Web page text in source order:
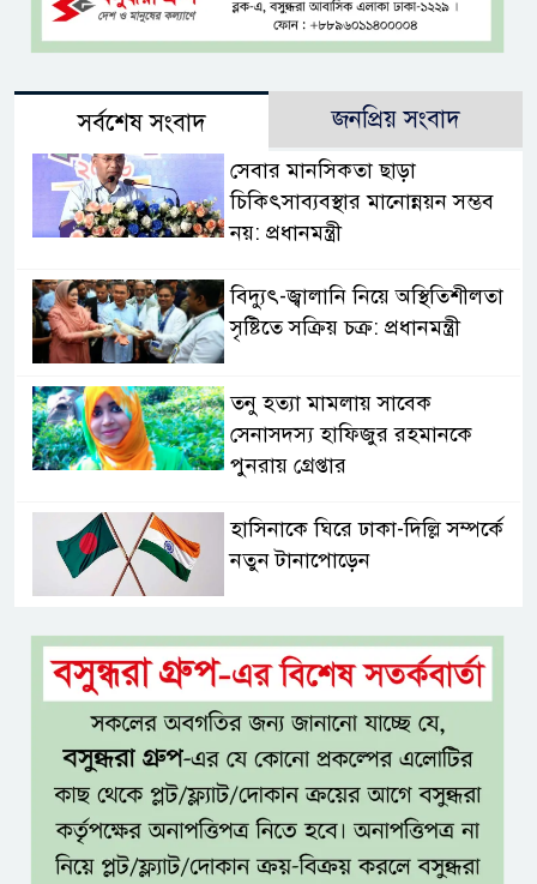
সর্বশেষ সংবাদ জনপ্রিয় সংবাদ
সেবার মানসিকতা ছাড়া
চিকিৎসাব্যবস্থার মানোন্নয়ন সম্ভব
নয়: প্রধানমন্ত্রী
বিদ্যুৎ-জ্বালানি নিয়ে অস্থিতিশীলতা
সৃষ্টিতে সক্রিয় চক্র: প্রধানমন্ত্রী
তনু হত্যা মামলায় সাবেক
সেনাসদস্য হাফিজুর রহমানকে
পুনরায় গ্রেপ্তার
হাসিনাকে ঘিরে ঢাকা-দিল্লি সম্পর্কে
নতুন টানাপোড়েন
মজুদদারির বিরুদ্ধে বিশেষ ক্ষমতা
আইন প্রয়োগের হুঁশিয়ারি আইনমন্ত্রীর
বিশ্বকাপে মেসিকে লক্ষ্য করে
হামলার হুমকি, নিশানায় ছিলেন
রোনাল্ডোও
প্রধানমন্ত্রীর প্রথম চট্টগ্রাম সফর,